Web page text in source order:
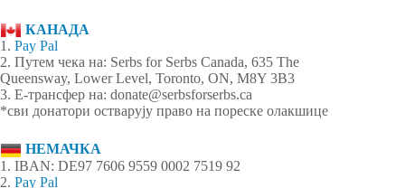
КАНАДА
1. Pay Pal
2. Путем чека на: Serbs for Serbs Canada, 635 The
Queensway, Lower Level, Toronto, ON, M8Y 3B3
3. Е-трансфер на: donate@serbsforserbs.ca
*сви донатори остварују право на пореске олакшице
НЕМАЧКА
1. IBAN: DE97 7606 9559 0002 7519 92
2. Pay Pal